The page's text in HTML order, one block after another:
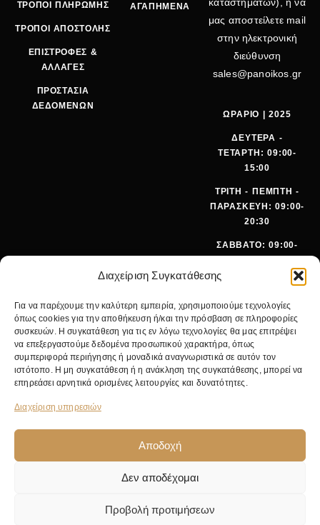
Διαχείριση Συγκατάθεσης
Για να παρέχουμε την καλύτερη εμπειρία, χρησιμοποιούμε τεχνολογίες
όπως cookies για την αποθήκευση ή/και την πρόσβαση σε πληροφορίες
συσκευών. Η συγκατάθεση για τις εν λόγω τεχνολογίες θα μας επιτρέψει
να επεξεργαστούμε δεδομένα προσωπικού χαρακτήρα, όπως
συμπεριφορά περιήγησης ή μοναδικά αναγνωριστικά σε αυτόν τον
ιστότοπο. Η μη συγκατάθεση ή η ανάκληση της συγκατάθεσης, μπορεί να
επηρεάσει αρνητικά ορισμένες λειτουργίες και δυνατότητες.
Διαχείριση υπηρεσιών
Αποδοχή
Δεν αποδέχομαι
Προβολή προτιμήσεων
ΤΡΟΠΟΙ ΠΛΗΡΩΜΗΣ
ΤΡΟΠΟΙ ΑΠΟΣΤΟΛΗΣ
ΕΠΙΣΤΡΟΦΕΣ &
ΑΛΛΑΓΕΣ
ΠΡΟΣΤΑΣΙΑ
ΔΕΔΟΜΕΝΩΝ
ΑΓΑΠΗΜΕΝΑ
μας αποστείλετε mail
στην ηλεκτρονική
διεύθυνση
sales@panoikos.gr
ΩΡΑΡΙΟ | 2025
ΔΕΥΤΕΡΑ -
ΤΕΤΑΡΤΗ: 09:00-
15:00
ΤΡΙΤΗ - ΠΕΜΠΤΗ -
ΠΑΡΑΣΚΕΥΗ: 09:00-
20:30
ΣΑΒΒΑΤΟ: 09:00-
ΩΝΟ:
642 9062
EMA
IL:
SALES@PANOI
KOS.GR
ΚΕΝΤΡΙΚ
Ο
ΚΑΤΑΣΤΗ
ΝΙΚ.
ΓΚΥΖΗ 24,